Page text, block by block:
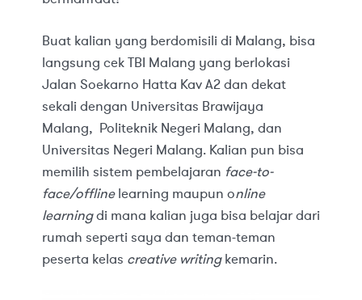
Buat kalian yang berdomisili di Malang, bisa
langsung cek TBI Malang yang berlokasi
Jalan Soekarno Hatta Kav A2 dan dekat
sekali dengan Universitas Brawijaya
Malang, Politeknik Negeri Malang, dan
Universitas Negeri Malang. Kalian pun bisa
memilih sistem pembelajaran face-to-
face/offlinelearning maupun online
learningdi mana kalian juga bisa belajar dari
rumah seperti saya dan teman-teman
peserta kelas creative writingkemarin.